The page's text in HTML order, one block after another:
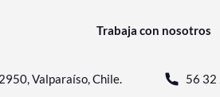
Trabaja con nosotros
Valparaíso, Chile. 56 32